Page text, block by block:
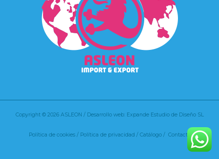
Copyright © 2026 ASLEON / Desarrollo web: Expande Estudio de Diseño SL
Política de cookies/ Política de privacidad / Catálogo / Contacto